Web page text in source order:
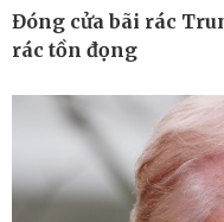
Đóng cửa bãi rác
rác tồn đọng